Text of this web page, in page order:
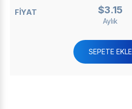
$3.15
Aylık
SEPETE EKLE